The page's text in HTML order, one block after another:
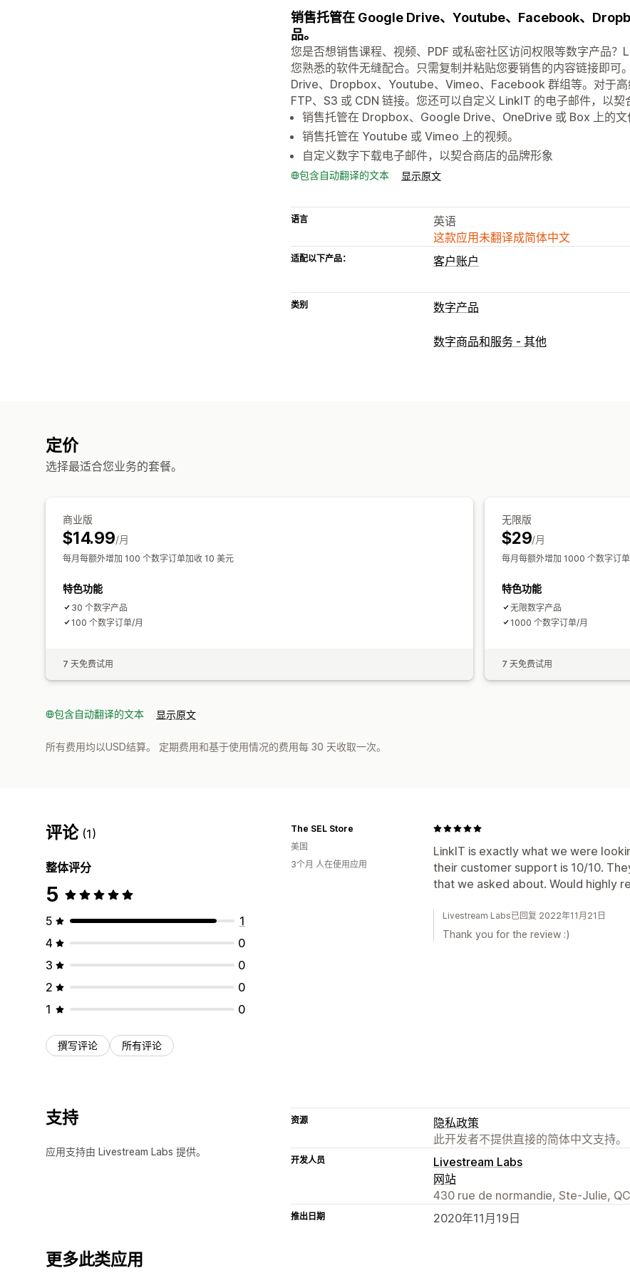
销售托管在 Google Drive、Youtube、Facebook、
品。
您是否想销售课程、视频、PDF 或私密社区访问权限等数字产品
您熟悉的软件无缝配合。只需复制并粘贴您要销售的内容链接即
Drive、Dropbox、Youtube、Vimeo、Facebook 群组等。对于高
FTP、S3 或 CDN 链接。您还可以自定义 LinkIT 的电子邮件，以契
销售托管在 Dropbox、Google Drive、OneDrive 或 Box 上的文
销售托管在 Youtube 或 Vimeo 上的视频。
自定义数字下载电子邮件，以契合商店的品牌形象
包含自动翻译的文本 显示原文
语言
英语
这款应用未翻译成简体中文
适配以下产品： 客户账户
类别 数字产品
产品类型
数字商品和服务 - 其他
定价
选择最适合您业务的套餐。
商业版
$14.99/月
每月每额外增加 100 个数字订单加收 10 美元
特色功能
30 个数字产品
100 个数字订单/月
7 天免费试用
无限版
$29/月
每月每额外增加 1000 个数字订单
特色功能
无限数字产品
1000 个数字订单/月
7 天免费试用
包含自动翻译的文本 显示原文
所有费用均以USD结算。 定期费用和基于使用情况的费用每 30 天收取一次。
评论 (1)
整体评分
5
5
1
4
0
3
0
2
0
1
0
撰写评论 所有评论
LinkIT is exactly what we were
their customer support is 10/10.
that we asked about. Would highly
The SEL Store
美国
3个月 人在使用应用
Livestream Labs已回复 2022年11月21日
Thank you for the review :)
支持
应用支持由 Livestream Labs 提供。
资源
隐私政策
此开发者不提供直接的简体中文支持。
开发人员
Livestream Labs
网站
430 rue de normandie, Ste-Julie,
推出日期 2020年11月19日
更多此类应用